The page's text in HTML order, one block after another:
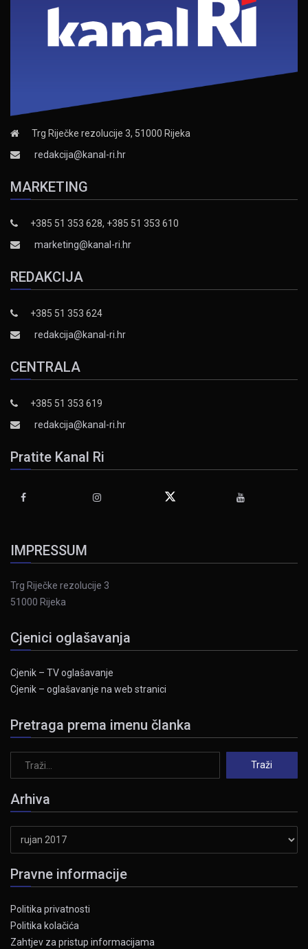
Trg Riječke rezolucije 3, 51000 Rijeka
redakcija@kanal-ri.hr
MARKETING
+385 51 353 628, +385 51 353 610
marketing@kanal-ri.hr
REDAKCIJA
+385 51 353 624
redakcija@kanal-ri.hr
CENTRALA
+385 51 353 619
redakcija@kanal-ri.hr
Pratite Kanal Ri
IMPRESSUM
Trg Riječke rezolucije 3
51000 Rijeka
Cjenici oglašavanja
Cjenik – TV oglašavanje
Cjenik – oglašavanje na web stranici
Pretraga prema imenu članka
Arhiva
Pravne informacije
Politika privatnosti
Politika kolačića
Zahtjev za pristup informacijama